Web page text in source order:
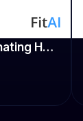
Dumbbell Alternating Hammer Curl